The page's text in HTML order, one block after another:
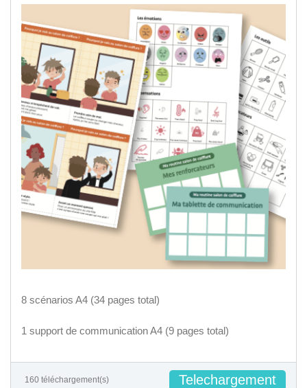
8 scénarios A4 (34 pages total)
1 support de communication A4 (9 pages total)
160 téléchargement(s) Telechargement